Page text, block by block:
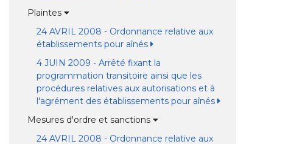
Plaintes
24 AVRIL 2008 - Ordonnance relative aux
établissements pour aînés
4 JUIN 2009 - Arrêté fixant la
programmation transitoire ainsi que les
procédures relatives aux autorisations et à
l'agrément des établissements pour aînés
Mesures d'ordre et sanctions
24 AVRIL 2008 - Ordonnance relative aux